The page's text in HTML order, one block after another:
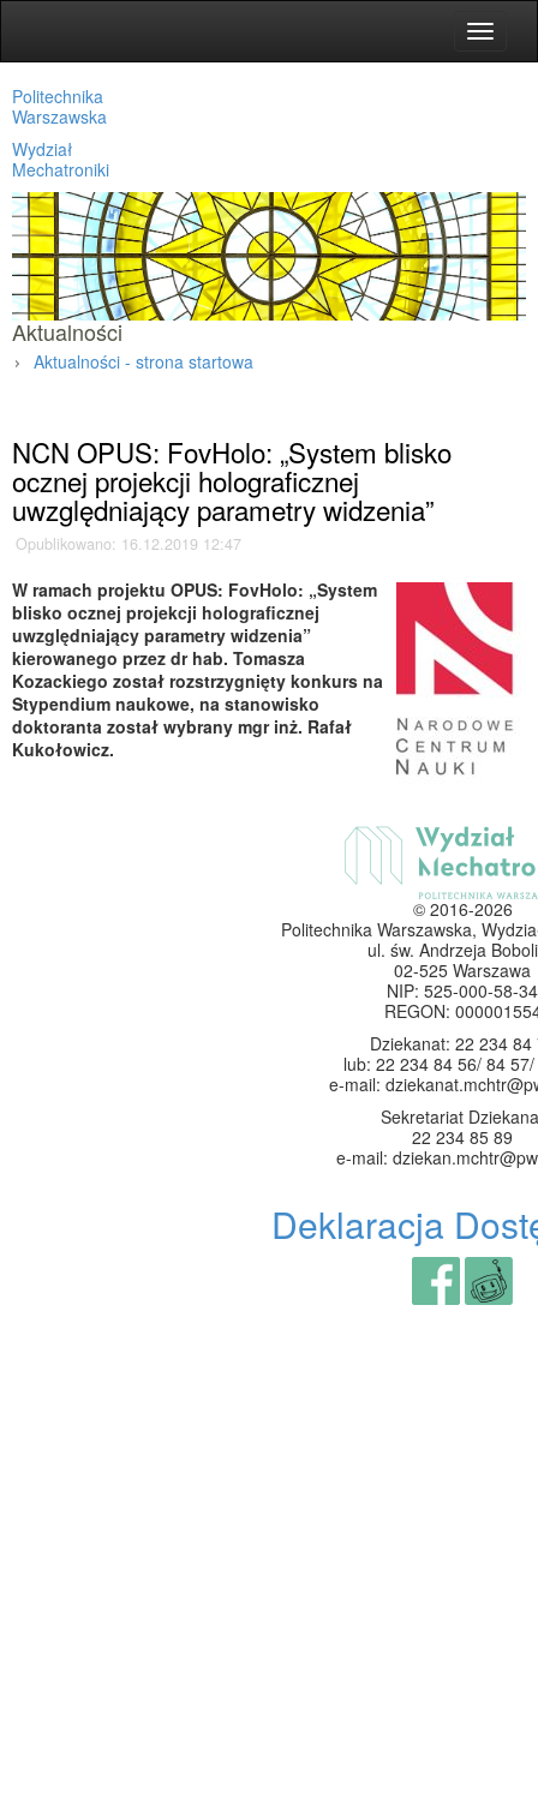
Toggle
Politechnika
Warszawska
Wydział
Mechatroniki
Aktualności
Aktualności - strona startowa
NCN OPUS: FovHolo: „System blisko
ocznej projekcji holograficznej
uwzględniający parametry widzenia”
Opublikowano: 16.12.2019 12:47
W ramach projektu OPUS: FovHolo: „System
blisko ocznej projekcji holograficznej
uwzględniający parametry widzenia”
kierowanego przez dr hab. Tomasza
Kozackiego został rozstrzygnięty konkurs na
Stypendium naukowe, na stanowisko
doktoranta został wybrany mgr inż. Rafał
Kukołowicz.
© 2016-2026
Politechnika Warszawska,
ul. św. Andrzeja
02-525 Warszawa
NIP: 525-000-58-34
REGON:
Dziekanat: 22 234 84
lub: 22 234 84 56/ 84
e-mail:
Sekretariat
22 234 85 89
e-mail:
Deklaracja